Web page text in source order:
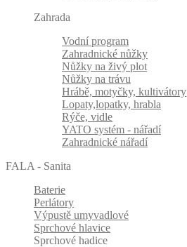
Zahrada
Vodní program
Zahradnické nůžky
Nůžky na živý plot
Nůžky na trávu
Hrábě, motyčky, kultivátory
Lopaty,lopatky, hrabla
Rýče, vidle
YATO systém - nářadí
Zahradnické nářadí
FALA - Sanita
Baterie
Perlátory
Výpustě umyvadlové
Sprchové hlavice
Sprchové hadice